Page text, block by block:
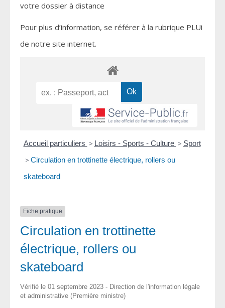
votre dossier à distance
Pour plus d’information, se référer à la rubrique PLUi
de notre site internet.
Accueil particuliers > Loisirs - Sports - Culture > Sport
> Circulation en trottinette électrique, rollers ou
skateboard
Fiche pratique
Circulation en trottinette
électrique, rollers ou
skateboard
Vérifié le 01 septembre 2023 - Direction de l'information légale
et administrative (Première ministre)